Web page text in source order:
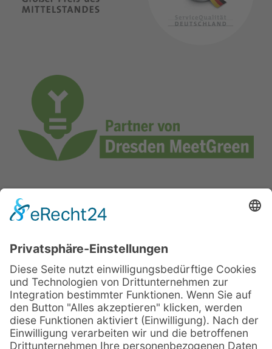
© Sachsenträume ·
Alle Rechte vorbehalten · 2026